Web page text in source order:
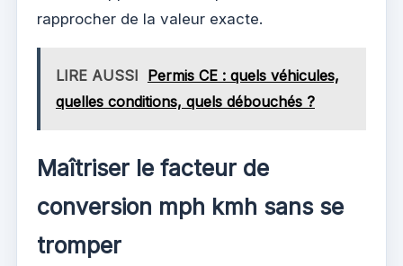
rapprocher de la valeur exacte.
LIRE AUSSI Permis CE : quels véhicules,
quelles conditions, quels débouchés ?
Maîtriser le facteur de
conversion mph kmh sans se
tromper